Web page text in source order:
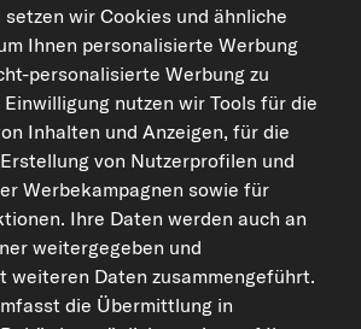
carpardoo.nl
carpardoo.fr
insbesondere die gesamte Datenbank, dürfen
Die Vervielfältigung und Verbreitung der Daten und
Einwilligung von TecAlliance und/oder die
Aktivitäten ist streng verboten. Jegliche
wir Cookies und ähnliche
Ihnen personalisierte Werbung
personalisierte Werbung zu
nutzen wir Tools für die
Inhalten und Anzeigen, für die
von Nutzerprofilen und
Werbekampagnen sowie für
Ihre Daten werden auch an
weitergegeben und
weiteren Daten zusammengeführt.
die Übermittlung in